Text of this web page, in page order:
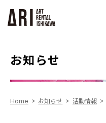
お知らせ
Home お知らせ 活動情報